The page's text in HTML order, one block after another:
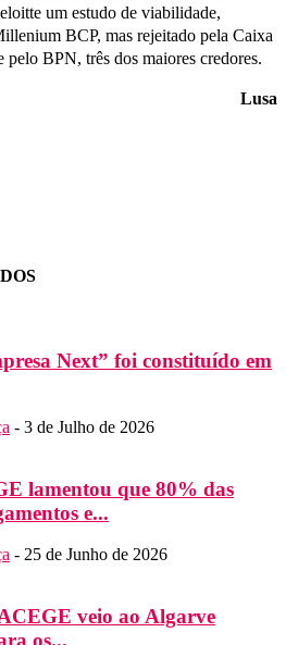
um estudo de viabilidade,
BCP, mas rejeitado pela Caixa
BPN, três dos maiores credores.
Lusa
Next” foi constituído em
- 3 de Julho de 2026
lamentou que 80% das
e...
- 25 de Junho de 2026
veio ao Algarve
os...